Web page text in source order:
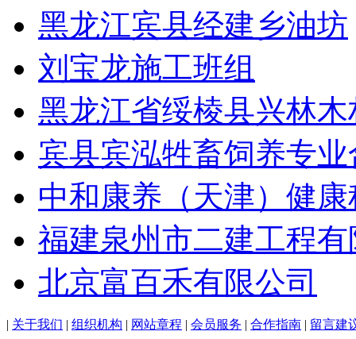
黑龙江宾县经建乡油坊
刘宝龙施工班组
黑龙江省绥棱县兴林
宾县宾泓牲畜饲养专
中和康养（天津）健
福建泉州市二建工程
北京富百禾有限公司
| 关于我们 | 组织机构 | 网站章程 | 会员服务 | 合作指南 | 留言建